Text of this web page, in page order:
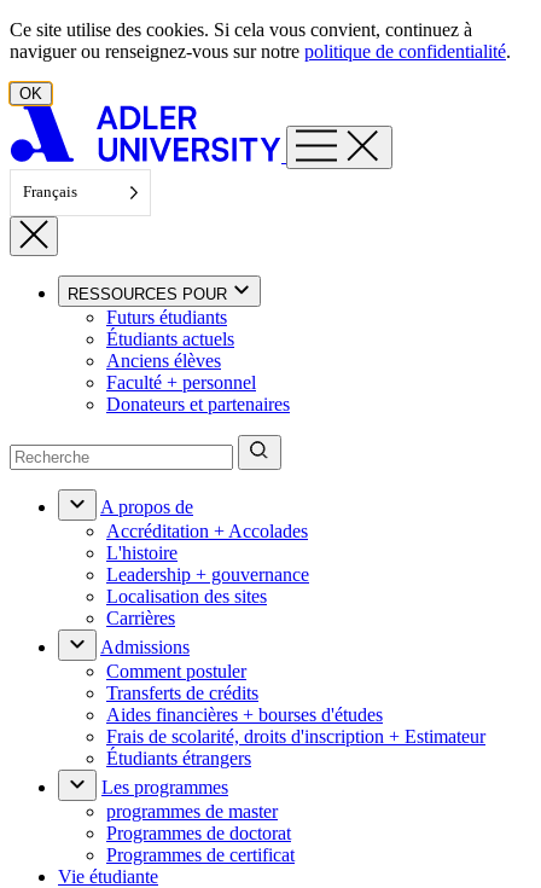
Aller au contenu
Ce site utilise des cookies. Si cela vous convient, continuez à
naviguer ou renseignez-vous sur notre politique de confidentialité.
OK
Français
RESSOURCES POUR
Futurs étudiants
Étudiants actuels
Anciens élèves
Faculté + personnel
Donateurs et partenaires
A propos de
Accréditation + Accolades
L'histoire
Leadership + gouvernance
Localisation des sites
Carrières
Admissions
Comment postuler
Transferts de crédits
Aides financières + bourses d'études
Frais de scolarité, droits d'inscription + Estimateur
Étudiants étrangers
Les programmes
programmes de master
Programmes de doctorat
Programmes de certificat
Vie étudiante